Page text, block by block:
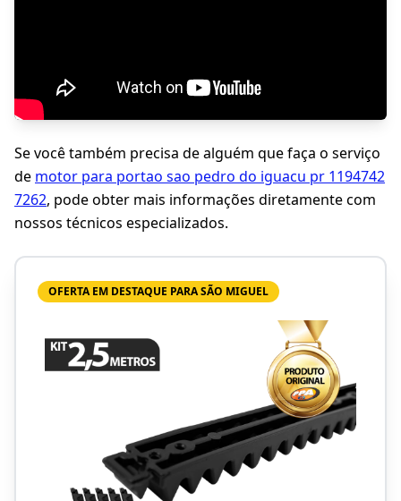
Se você também precisa de alguém que faça o serviço
de motor para portao sao pedro do iguacu pr 1194742
7262, pode obter mais informações diretamente com
nossos técnicos especializados.
OFERTA EM DESTAQUE PARA SÃO MIGUEL